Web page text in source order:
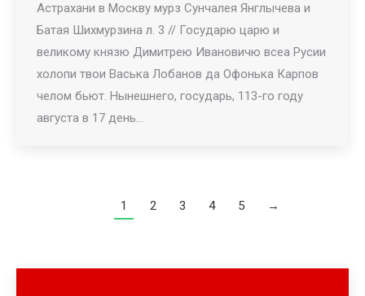
Астрахани в Москву мурз Сунчалея Янглычева и
Батая Шихмурзина л. 3 // Государю царю и
великому князю Димитрею Ивановичю всеа Русии
холопи твои Васька Лобанов да Офонька Карпов
челом бьют. Нынешнего, государь, 113-го году
августа в 17 день…
1 2 3 4 5 →